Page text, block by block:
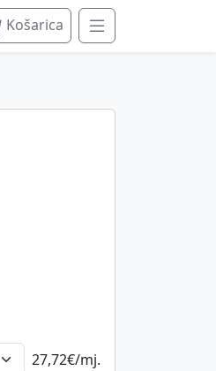
Košarica
27,72€/mj.